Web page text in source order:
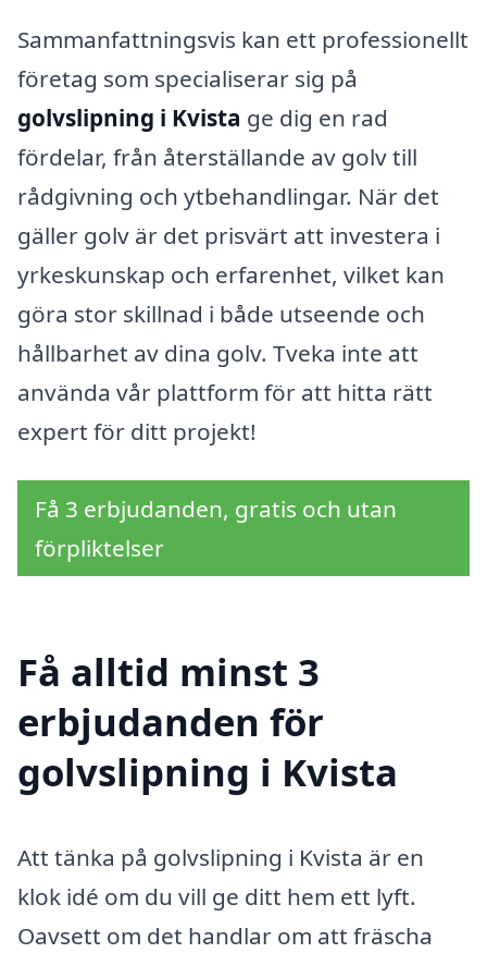
Sammanfattningsvis kan ett professionellt
företag som specialiserar sig på
golvslipning i Kvista ge dig en rad
fördelar, från återställande av golv till
rådgivning och ytbehandlingar. När det
gäller golv är det prisvärt att investera i
yrkeskunskap och erfarenhet, vilket kan
göra stor skillnad i både utseende och
hållbarhet av dina golv. Tveka inte att
använda vår plattform för att hitta rätt
expert för ditt projekt!
Få 3 erbjudanden, gratis och utan
förpliktelser
Få alltid minst 3
erbjudanden för
golvslipning i Kvista
Att tänka på golvslipning i Kvista är en
klok idé om du vill ge ditt hem ett lyft.
Oavsett om det handlar om att fräscha